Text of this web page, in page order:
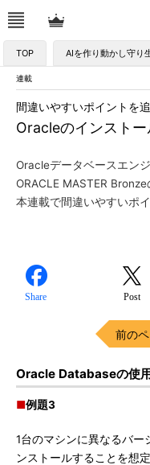
TOP AIを作り動かし守り
連載
Oracleのインスト
間違いやすいポイントを
Oracleデータベースエン
ORACLE MASTER
本連載で間違いやすいポ
Share Post
前の
Oracle Databaseの使
■例題3
1台のマシンに異なるバー
ンストールすることを想